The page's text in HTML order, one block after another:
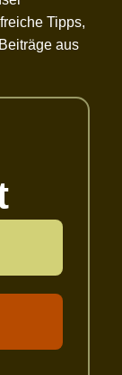
Tipps,
aus